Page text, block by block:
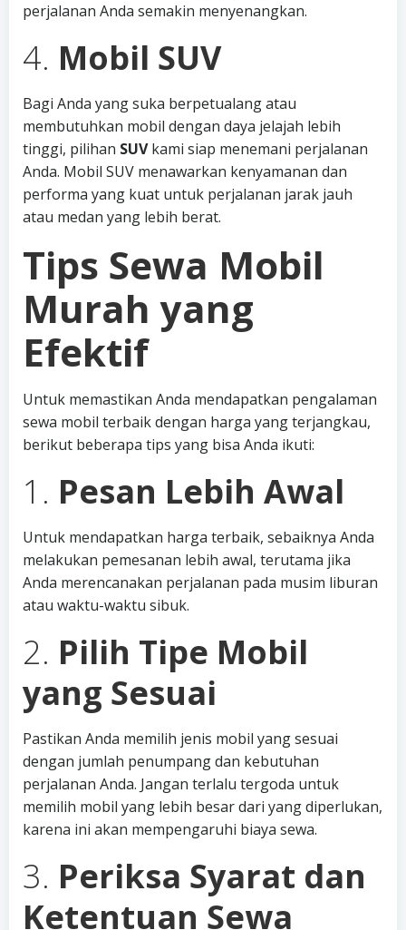
perjalanan Anda semakin menyenangkan.
4. Mobil SUV
Bagi Anda yang suka berpetualang atau
membutuhkan mobil dengan daya jelajah lebih
tinggi, pilihan SUVkami siap menemani perjalanan
Anda. Mobil SUV menawarkan kenyamanan dan
performa yang kuat untuk perjalanan jarak jauh
atau medan yang lebih berat.
Tips Sewa Mobil
Murah yang
Efektif
Untuk memastikan Anda mendapatkan pengalaman
sewa mobil terbaik dengan harga yang terjangkau,
berikut beberapa tips yang bisa Anda ikuti:
1. Pesan Lebih Awal
Untuk mendapatkan harga terbaik, sebaiknya Anda
melakukan pemesanan lebih awal, terutama jika
Anda merencanakan perjalanan pada musim liburan
atau waktu-waktu sibuk.
2. Pilih Tipe Mobil
yang Sesuai
Pastikan Anda memilih jenis mobil yang sesuai
dengan jumlah penumpang dan kebutuhan
perjalanan Anda. Jangan terlalu tergoda untuk
memilih mobil yang lebih besar dari yang diperlukan,
karena ini akan mempengaruhi biaya sewa.
3. Periksa Syarat dan
Ketentuan Sewa